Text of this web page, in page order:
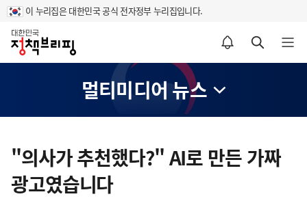
이 누리집은 대한민국 공식 전자정부 누리집입니다.
홈
알림설정 바로가기 검색 바로가기 메뉴 열기
멀티미디어 뉴스
텐
영
"의사가 추천했다?" AI로 만든 가짜
광고였습니다